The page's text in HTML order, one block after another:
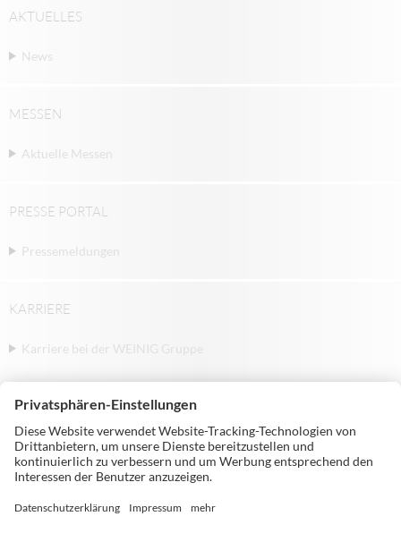
AKTUELLES
News
MESSEN
Aktuelle Messen
PRESSE PORTAL
Pressemeldungen
KARRIERE
Karriere bei der WEINIG Gruppe